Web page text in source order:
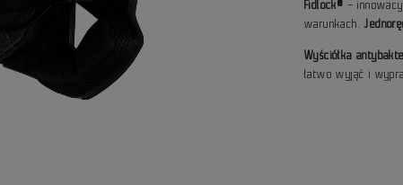
Fidlock® –
warunkach.
Wyściółka
łatwo wyjąć i